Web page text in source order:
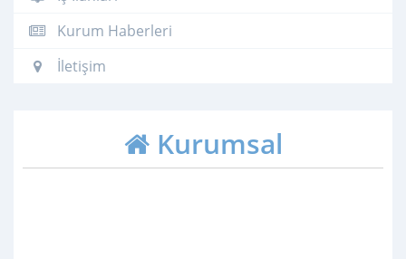
Kurum Haberleri
İletişim
Kurumsal